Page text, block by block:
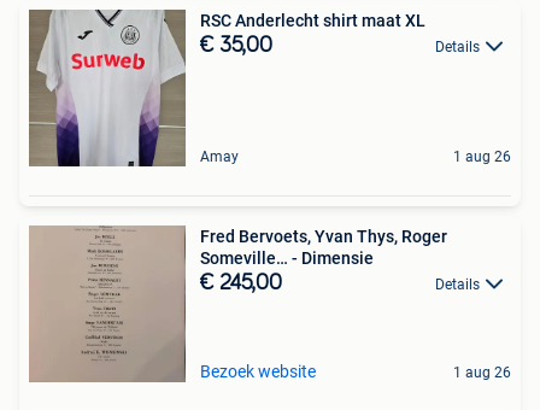
RSC Anderlecht shirt maat XL
€ 35,00 Details
Amay 1 aug 26
Fred Bervoets, Yvan Thys, Roger
Someville… - Dimensie
€ 245,00 Details
Bezoek website 1 aug 26